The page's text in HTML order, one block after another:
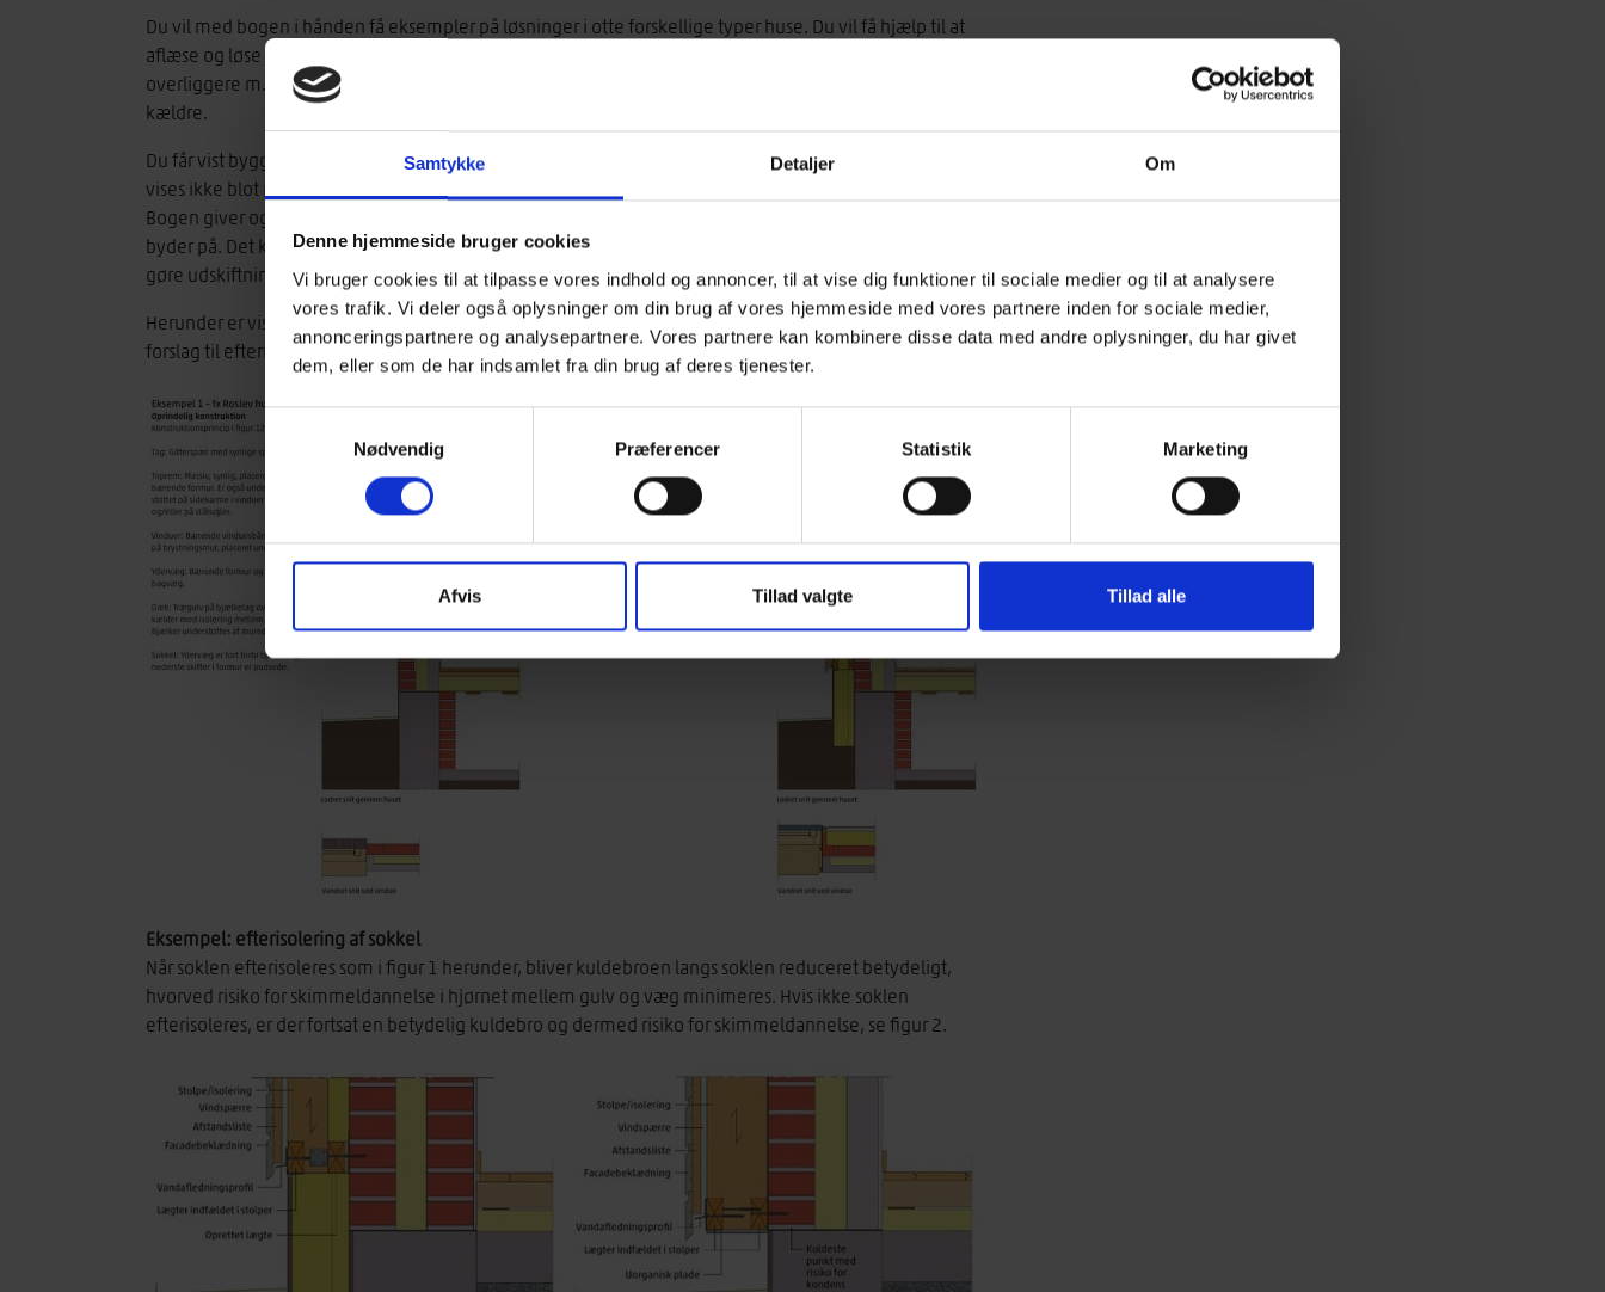
Samtykke Detaljer Om
Denne hjemmeside bruger cookies
Vi bruger cookies til at tilpasse vores indhold og annoncer, til at vise dig funktioner til sociale medier og til at analysere
vores trafik. Vi deler også oplysninger om din brug af vores hjemmeside med vores partnere inden for sociale medier,
annonceringspartnere og analysepartnere. Vores partnere kan kombinere disse data med andre oplysninger, du har givet
dem, eller som de har indsamlet fra din brug af deres tjenester.
Nødvendig
Præferencer Statistik Marketing
Afvis Tillad valgte Tillad alle
Du vil med bogen i hånden få eksempler på løsninger i otte forskellige typer huse. Du vil få hjælp til at
aflæse og løse detaljer vedrørende fx bærende konstruktioner, udeliggende eller indeliggende
overliggere m.m. Bogen gennemgår efterisolering af både ydervægge og tage samt sokler, gulve og
kældre.
Du får vist byggeteknisk korrekte detailløsninger for efterisolering, som også er bygbare. Løsningerne
vises ikke blot i snit, men også som rumlige tegninger, hvor forhold ved fx hjørner og døre også er løst.
Bogen giver også god indsigt i de byggetekniske problemer, som forskellige konstruktionsprincipper
byder på. Det kan bl.a. være fugt-/kondensrisiko, radonindtrængning samt statisk virkemåde, der kan
gøre udskiftning af fx vinduer vanskelig.
Herunder er vist et eksempel på et typisk typehus i sin oprindelige konstruktion (figur til venstre) og
forslag til efterisolering (figur til højre):
Eksempel: efterisolering af sokkel
Når soklen efterisoleres som i figur 1 herunder, bliver kuldebroen langs soklen reduceret betydeligt,
hvorved risiko for skimmeldannelse i hjørnet mellem gulv og væg minimeres. Hvis ikke soklen
efterisoleres, er der fortsat en betydelig kuldebro og dermed risiko for skimmeldannelse, se figur 2.